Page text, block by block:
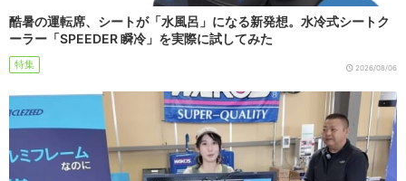
酷暑の運転席、シートが「水風呂」になる新発想。水冷式シートク
ーラー「SPEEDER 瞬冷」を実際に試してみた
特集 2026/08/06